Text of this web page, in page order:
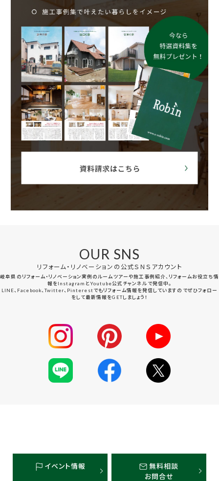
OUR SNS
リフォーム・リノベーションの公式ＳＮＳアカウント
岐阜県のリフォーム・リノベーション実例のルームツアーや施工事例紹介、リフォームお役立ち情
報をInstagramとYoutube公式チャンネルで発信中。
LINE、Facebook、Twitter、Pinterestでもリフォーム情報を発信していますのでぜひフォロー
をして最新情報をGETしましょう！
イベント情報
無料相談
お問合せ